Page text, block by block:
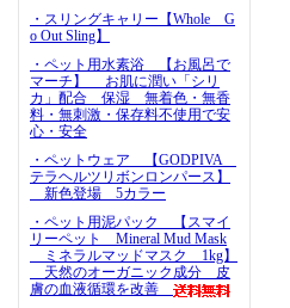
・スリングキャリー【Whole G
o Out Sling】
・ペット用水素浴 【お風呂で
マーチ】 お肌に潤い「シリ
カ」配合 保湿 無着色・無香
料・無刺激・保存料不使用で安
心・安全
・ペットウェア 【GODPIVA
テラヘルツリボンロンパース】
新色登場 5カラー
・ペット用泥パック 【スマイ
リーペット Mineral Mud Mask
ミネラルマッドマスク 1kg】
天然のオーガニック成分 皮
膚の血液循環を改善